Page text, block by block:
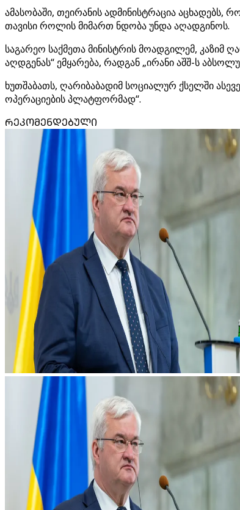
ამასობაში, თეირანის ადმინისტრაცია
თავისი როლის მიმართ ნდობა უნდა აღადგინოს.
საგარეო საქმეთა მინისტრის მოადგილემ, კაზიმ
აღდგენას“ ემყარება, რადგან „ირანი აშშ-ს
ხუთშაბათს, ღარიბაბადიმ სოციალურ ქსელში
ოპერაციების პლატფორმად“.
ᲠᲔᲙᲝᲛᲔᲜᲓᲔᲑᲣᲚᲘ